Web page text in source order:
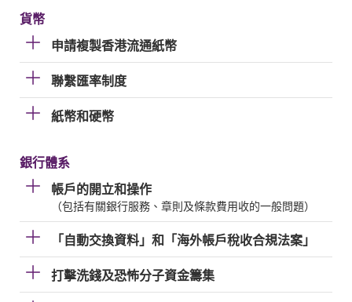
貨幣
申請複製香港流通紙幣
聯繫匯率制度
紙幣和硬幣
銀行體系
帳戶的開立和操作
（包括有關銀行服務、章則及條款費用收的一般問題）
「自動交換資料」和「海外帳戶稅收合規法案」
打擊洗錢及恐怖分子資金籌集